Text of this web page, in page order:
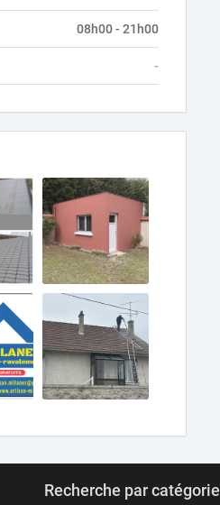
08h00 - 21h00
-
Recherche par catégorie